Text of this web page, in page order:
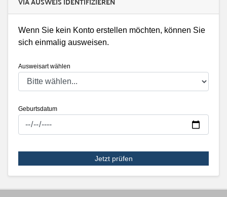
Wenn Sie kein Konto erstellen möchten, können Sie
sich einmalig ausweisen.
Ausweisart wählen
Geburtsdatum
Jetzt prüfen